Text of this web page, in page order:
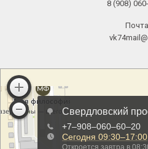
8 (908)